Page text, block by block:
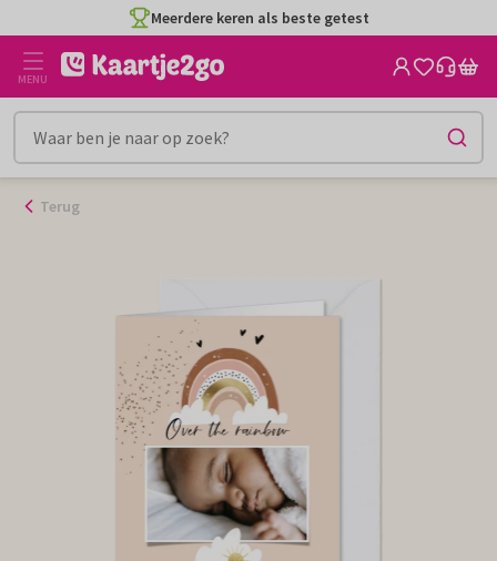
naar
inhoud
Meerdere keren als beste getest
MENU
Terug